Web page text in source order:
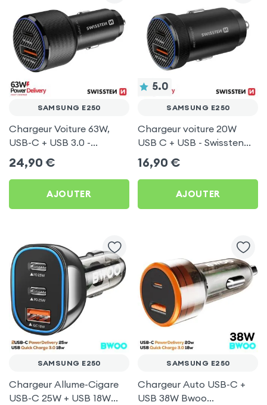
SAMSUNG E250
Chargeur Voiture 63W,
USB-C + USB 3.0 -
Swissten pour Samsung
E250
24,90 €
AJOUTER
5.0
SAMSUNG E250
Chargeur voiture 20W
USB C + USB - Swissten
pour Samsung E250
16,90 €
AJOUTER
SAMSUNG E250
Chargeur Allume-Cigare
USB-C 25W + USB 18W
SAMSUNG E250
Chargeur Auto USB-C +
USB 38W Bwoo